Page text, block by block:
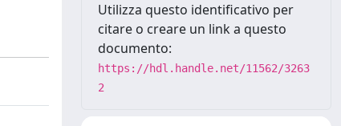
Utilizza questo identificativo per
citare o creare un link a questo
documento:
https://hdl.handle.net/11562/3263
2